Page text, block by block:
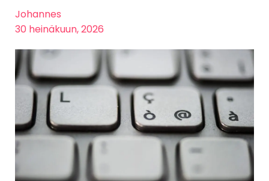
Johannes
30 heinäkuun, 2026